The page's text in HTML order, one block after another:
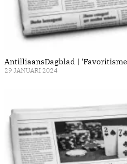
AntilliaansDagblad |
29 JANUARI 2024